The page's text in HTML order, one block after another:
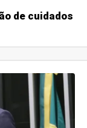
de cuidados